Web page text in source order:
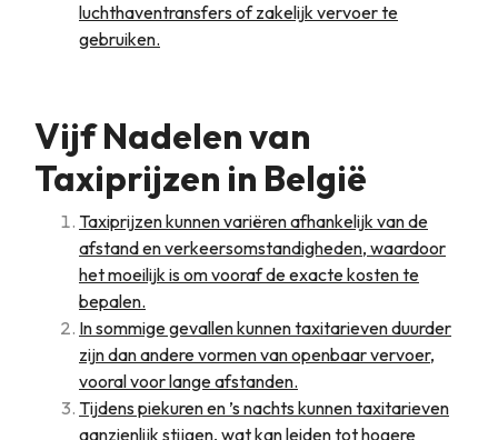
luchthaventransfers of zakelijk vervoer te
gebruiken.
Vijf Nadelen van
Taxiprijzen in België
Taxiprijzen kunnen variëren afhankelijk van de
afstand en verkeersomstandigheden, waardoor
het moeilijk is om vooraf de exacte kosten te
bepalen.
In sommige gevallen kunnen taxitarieven duurder
zijn dan andere vormen van openbaar vervoer,
vooral voor lange afstanden.
Tijdens piekuren en ’s nachts kunnen taxitarieven
aanzienlijk stijgen, wat kan leiden tot hogere